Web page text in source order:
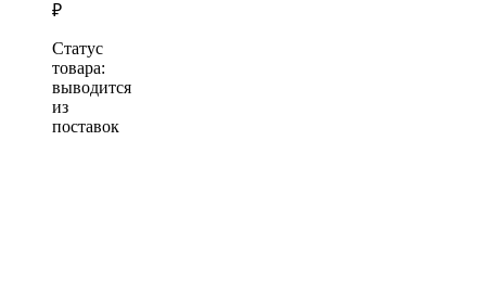
₽
Статус
товара:
выводится
из
поставок